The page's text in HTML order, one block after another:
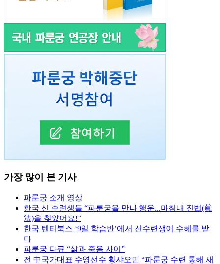
가장 많이 본 기사
파룬궁 소개 영상
한국 신 수련생들 “파룬궁을 만나 행운...마침내 진법(眞
法)을 찾았어요!”
한국 텐티북스 ‘9일 학습반’에서 신수련생이 수혜를 받
다
파룬궁 다큐 “삶과 죽음 사이”
전 中국가대표 수영선수 황샤오민 “파룬궁 수련 통해 새